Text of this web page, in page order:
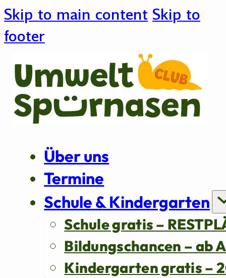
Skip to main content Skip to
footer
Über uns
Termine
Schule & Kindergarten
Schule gratis –
Bildungschancen – ab
Kindergarten gratis –